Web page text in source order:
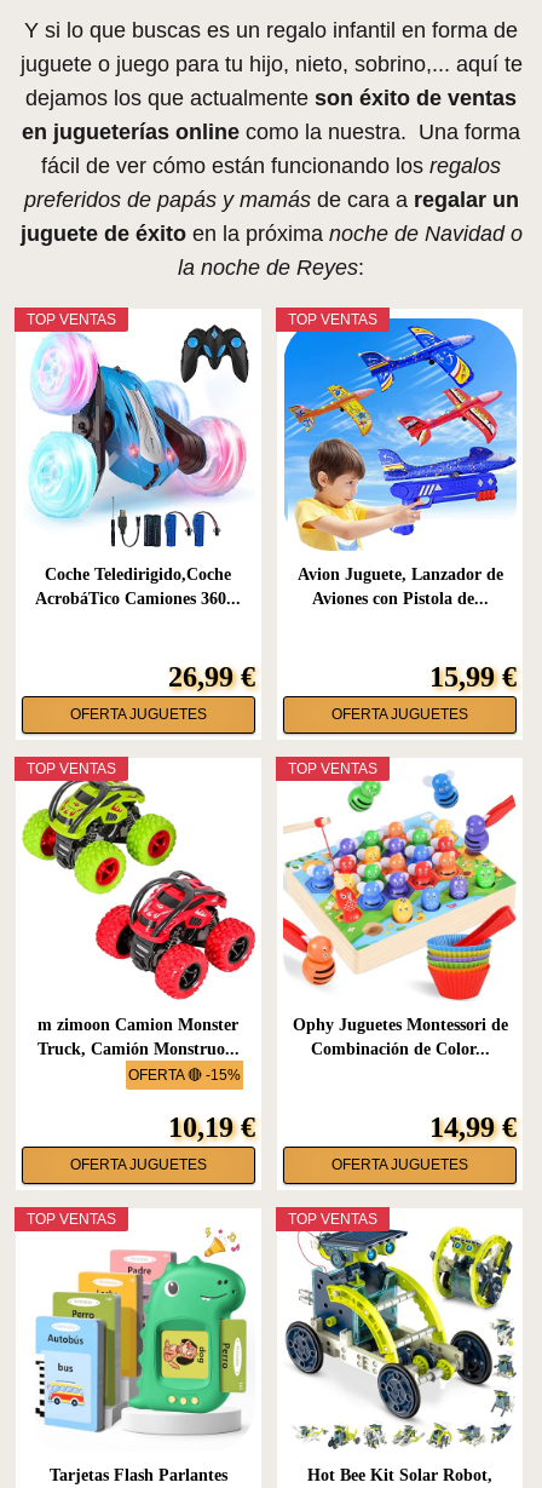
Y si lo que buscas es un regalo infantil en forma de
juguete o juego para tu hijo, nieto, sobrino,... aquí te
dejamos los que actualmente son éxito de ventas
en jugueterías online como la nuestra. Una forma
fácil de ver cómo están funcionando los regalos
preferidos de papás y mamásde cara a regalar un
juguete de éxitoen la próxima noche de Navidad o
la noche de Reyes:
TOP VENTAS
Coche Teledirigido,Coche
AcrobáTico Camiones 360...
26,99 €
OFERTA JUGUETES
TOP VENTAS
Avion Juguete, Lanzador de
Aviones con Pistola de...
15,99 €
OFERTA JUGUETES
OFERTA 🔴 -15%
TOP VENTAS
m zimoon Camion Monster
Truck, Camión Monstruo...
10,19 €
OFERTA JUGUETES
TOP VENTAS
Ophy Juguetes Montessori de
Combinación de Color...
14,99 €
OFERTA JUGUETES
TOP VENTAS
Tarjetas Flash Parlantes
TOP VENTAS
Hot Bee Kit Solar Robot,